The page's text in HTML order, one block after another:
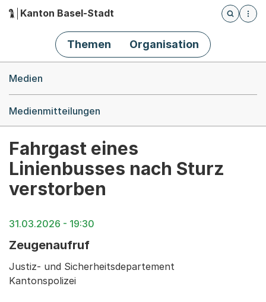
Hauptnavigation
Kanton Basel-Stadt
Öffnet
Themen Organisation
Medien
Medienmitteilungen
Fahrgast eines
Linienbusses nach Sturz
verstorben
31.03.2026 - 19:30
Zeugenaufruf
Justiz- und Sicherheitsdepartement
Kantonspolizei